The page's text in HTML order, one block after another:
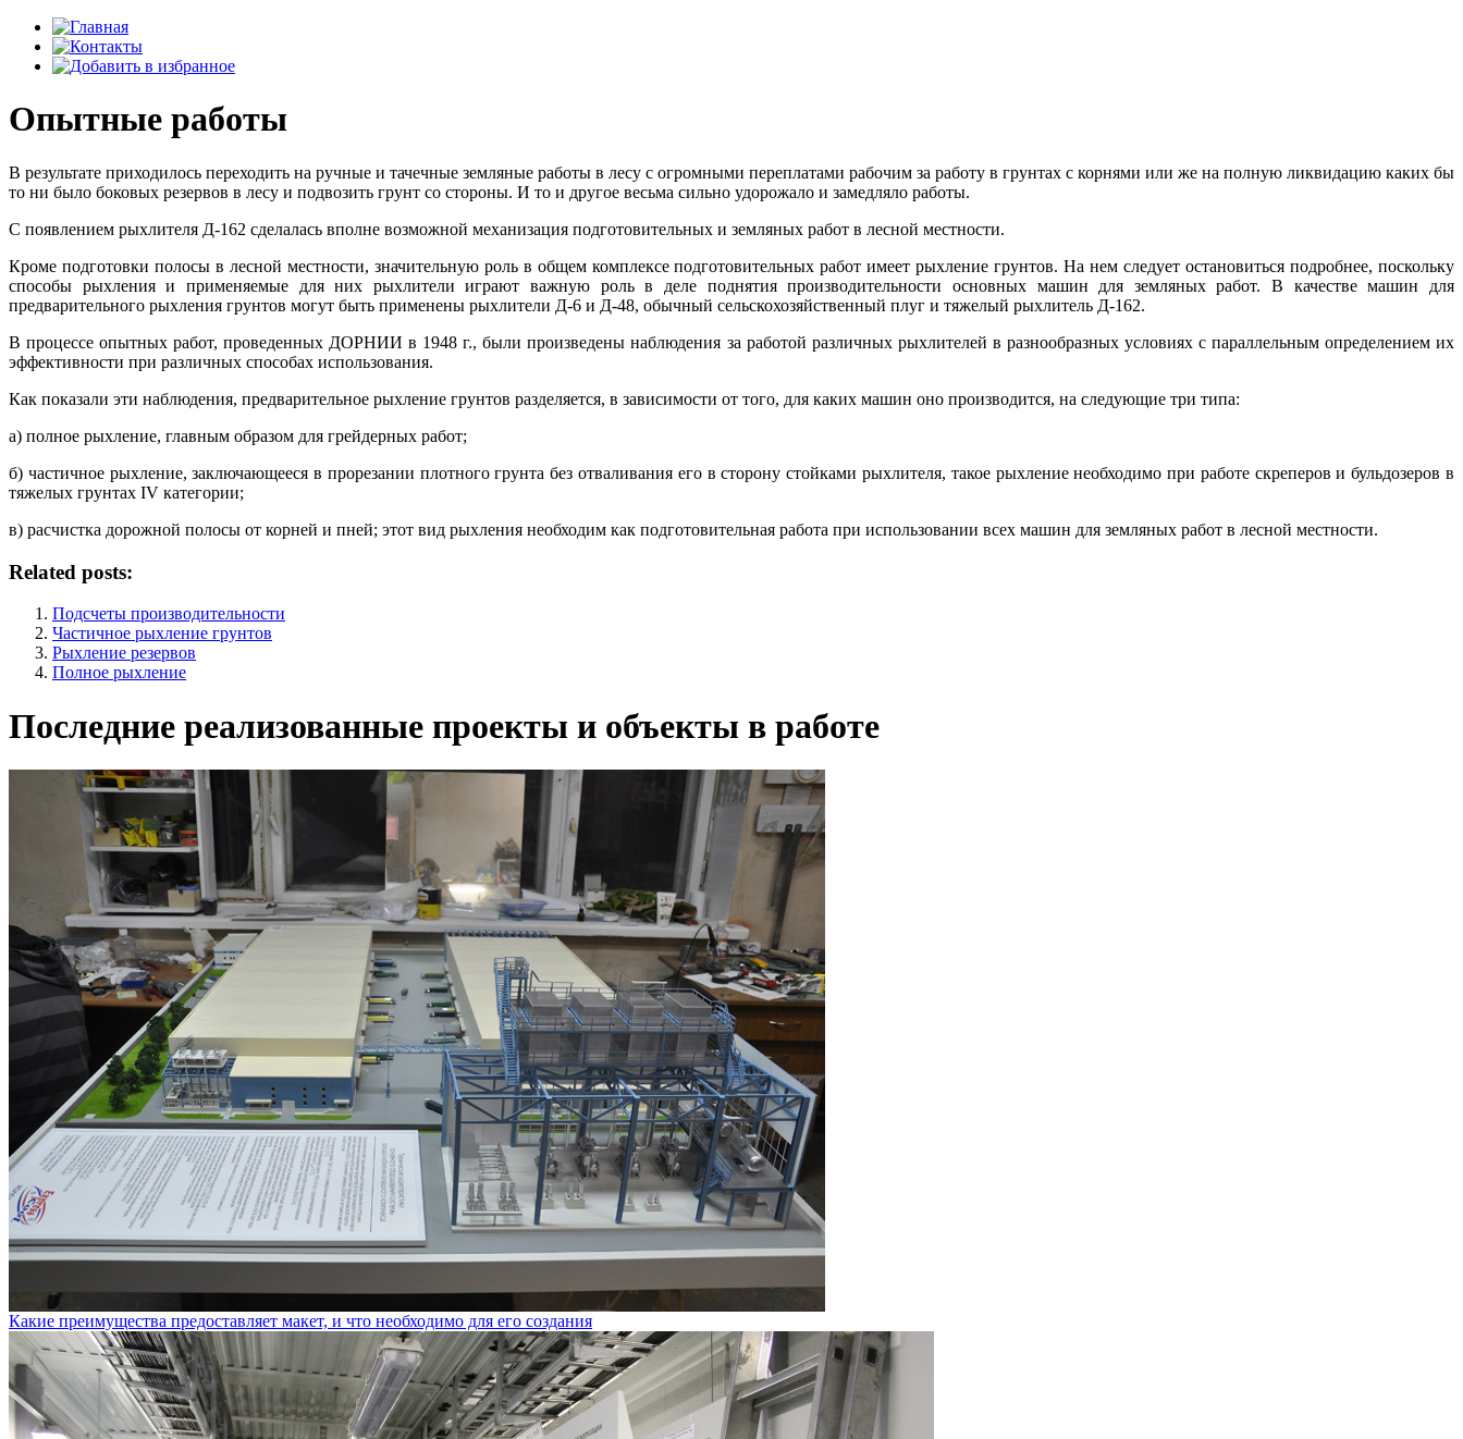
Опытные работы
В результате приходилось переходить на ручные и тачечные земляные работы в лесу с огромными переплатами рабочим за работу в грунтах с корнями или же на полную ликвидацию каких бы
то ни было боковых резервов в лесу и подвозить грунт со стороны. И то и другое весьма сильно удорожало и замедляло работы.
С появлением рыхлителя Д-162 сделалась вполне возможной механизация подготовительных и земляных работ в лесной местности.
Кроме подготовки полосы в лесной местности, значительную роль в общем комплексе подготовительных работ имеет рыхление грунтов. На нем следует остановиться подробнее, поскольку
способы рыхления и применяемые для них рыхлители играют важную роль в деле поднятия производительности основных машин для земляных работ. В качестве машин для
предварительного рыхления грунтов могут быть применены рыхлители Д-6 и Д-48, обычный сельскохозяйственный плуг и тяжелый рыхлитель Д-162.
В процессе опытных работ, проведенных ДОРНИИ в 1948 г., были произведены наблюдения за работой различных рыхлителей в разнообразных условиях с параллельным определением их
эффективности при различных способах использования.
Как показали эти наблюдения, предварительное рыхление грунтов разделяется, в зависимости от того, для каких машин оно производится, на следующие три типа:
а) полное рыхление, главным образом для грейдерных работ;
б) частичное рыхление, заключающееся в прорезании плотного грунта без отваливания его в сторону стойками рыхлителя, такое рыхление необходимо при работе скреперов и бульдозеров в
тяжелых грунтах IV категории;
в) расчистка дорожной полосы от корней и пней; этот вид рыхления необходим как подготовительная работа при использовании всех машин для земляных работ в лесной местности.
Related posts:
Подсчеты производительности
Частичное рыхление грунтов
Рыхление резервов
Полное рыхление
Последние реализованные проекты и объекты в работе
Какие преимущества предоставляет макет, и что необходимо для его создания